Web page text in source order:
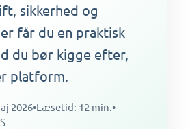
sikkerhed og
får du en praktisk
du bør kigge efter,
platform.
2026•Læsetid: 12 min. •